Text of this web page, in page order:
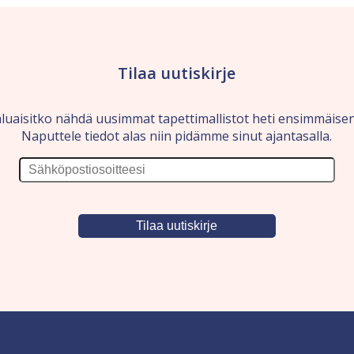
Tilaa uutiskirje
nähdä uusimmat tapettimallistot heti
Naputtele tiedot alas niin pidämme sinut ajantasalla.